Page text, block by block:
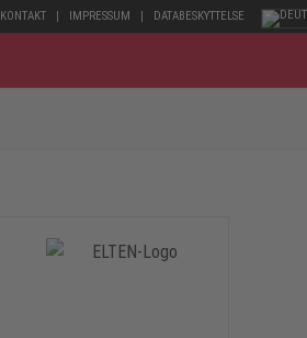
KONTAKT IMPRESSUM DATABESKYTTELSE